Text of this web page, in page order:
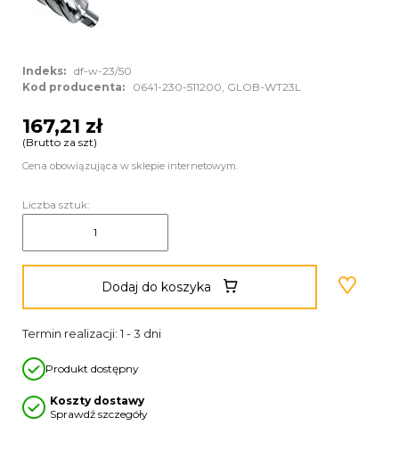
Indeks: df-w-23/50
Kod producenta:
0641-230-511200, GLOB-WT23L
167,21 zł
(Brutto za szt)
Cena obowiązująca w sklepie internetowym.
Liczba sztuk:
Dodaj do koszyka
Termin realizacji: 1 - 3 dni
Produkt dostępny
Koszty dostawy
Sprawdź szczegóły